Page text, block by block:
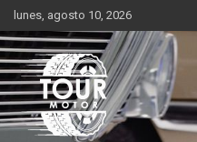
Saltar
al
contenido
lunes, agosto 10, 2026